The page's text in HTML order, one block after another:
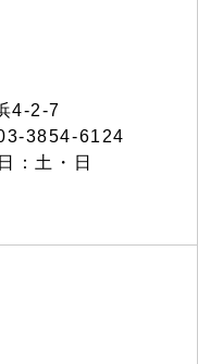
4-2-7
3854-6124
：土・日